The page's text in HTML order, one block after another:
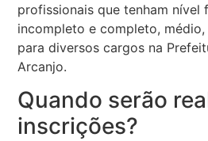
profissionais que tenham nível
incompleto e completo,
para diversos cargos na
Arcanjo.
Quando serão
inscrições?